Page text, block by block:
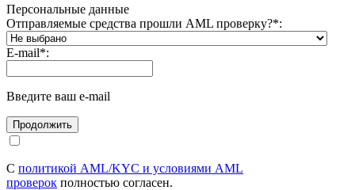
Персональные данные
Отправляемые средства прошли AML проверку?*:
E-mail*:
Введите ваш e-mail
С политикой AML/KYC и условиями AML
проверок полностью согласен.